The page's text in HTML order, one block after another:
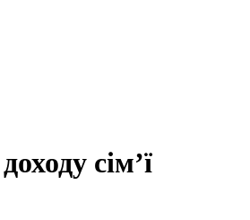
сім’ї